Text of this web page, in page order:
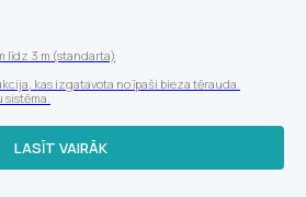
līdz 3 m (standarta)
kas izgatavota no īpaši bieza tērauda.
sistēma.
LASĪT VAIRĀK